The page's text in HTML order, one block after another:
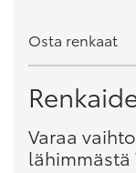
Osta renkaat
Varaa